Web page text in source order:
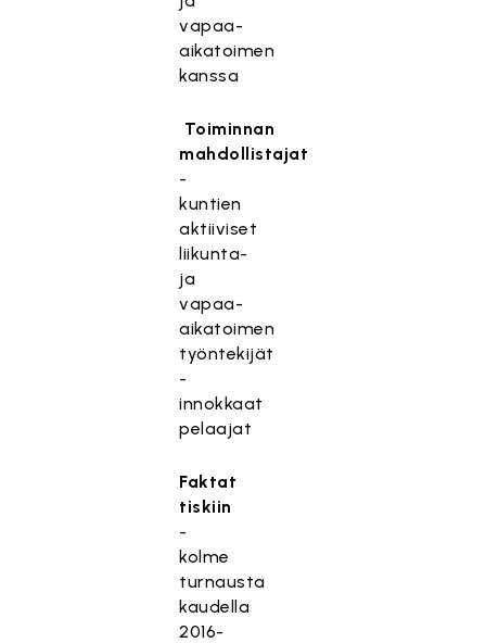
vapaa-
aikatoimen
kanssa
Toiminnan
mahdollistajat
-
kuntien
aktiiviset
liikunta-
ja
vapaa-
aikatoimen
työntekijät
-
innokkaat
pelaajat
Faktat
tiskiin
-
kolme
turnausta
kaudella
2016-